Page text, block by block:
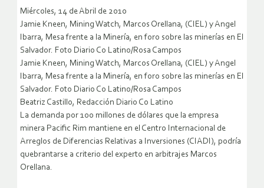
Miércoles, 14 de Abril de 2010
Jamie Kneen, Mining Watch, Marcos Orellana, (CIEL) y Angel
Ibarra, Mesa frente a la Minería, en foro sobre las minerías en El
Salvador. Foto Diario Co Latino/Rosa Campos
Jamie Kneen, Mining Watch, Marcos Orellana, (CIEL) y Angel
Ibarra, Mesa frente a la Minería, en foro sobre las minerías en El
Salvador. Foto Diario Co Latino/Rosa Campos
Beatriz Castillo, Redacción Diario Co Latino
La demanda por 100 millones de dólares que la empresa
minera Pacific Rim mantiene en el Centro Internacional de
Arreglos de Diferencias Relativas a Inversiones (CIADI), podría
quebrantarse a criterio del experto en arbitrajes Marcos
Orellana.